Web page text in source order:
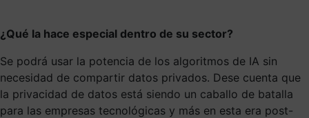
¿Qué la hace especial dentro de su sector?
Se podrá usar la potencia de los algoritmos de IA sin
necesidad de compartir datos privados. Dese cuenta que
la privacidad de datos está siendo un caballo de batalla
para las empresas tecnológicas y más en esta era post-